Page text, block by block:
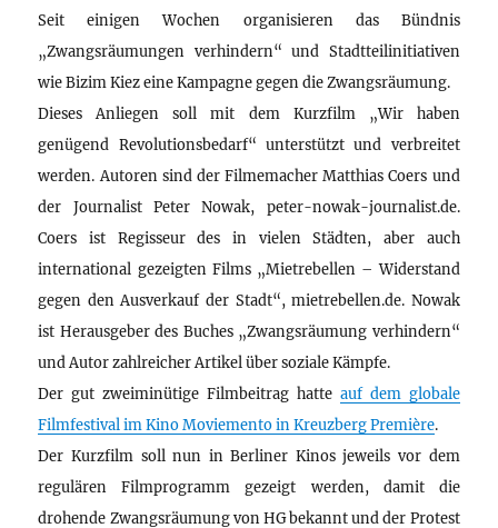
Seit einigen Wochen organisieren das Bündnis
„Zwangsräumungen verhindern“ und Stadtteilinitiativen
wie Bizim Kiez eine Kampagne gegen die Zwangsräumung.
Dieses Anliegen soll mit dem Kurzfilm „Wir haben
genügend Revolutionsbedarf“ unterstützt und verbreitet
werden. Autoren sind der Filmemacher Matthias Coers und
der Journalist Peter Nowak, peter-nowak-journalist.de.
Coers ist Regisseur des in vielen Städten, aber auch
international gezeigten Films „Mietrebellen – Widerstand
gegen den Ausverkauf der Stadt“, mietrebellen.de. Nowak
ist Herausgeber des Buches „Zwangsräumung verhindern“
und Autor zahlreicher Artikel über soziale Kämpfe.
Der gut zweiminütige Filmbeitrag hatte auf dem globale
Filmfestival im Kino Moviemento in Kreuzberg Première.
Der Kurzfilm soll nun in Berliner Kinos jeweils vor dem
regulären Filmprogramm gezeigt werden, damit die
drohende Zwangsräumung von HG bekannt und der Protest